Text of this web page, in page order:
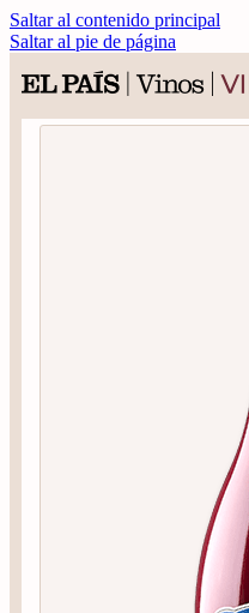
Saltar al contenido principal
Saltar al pie de página